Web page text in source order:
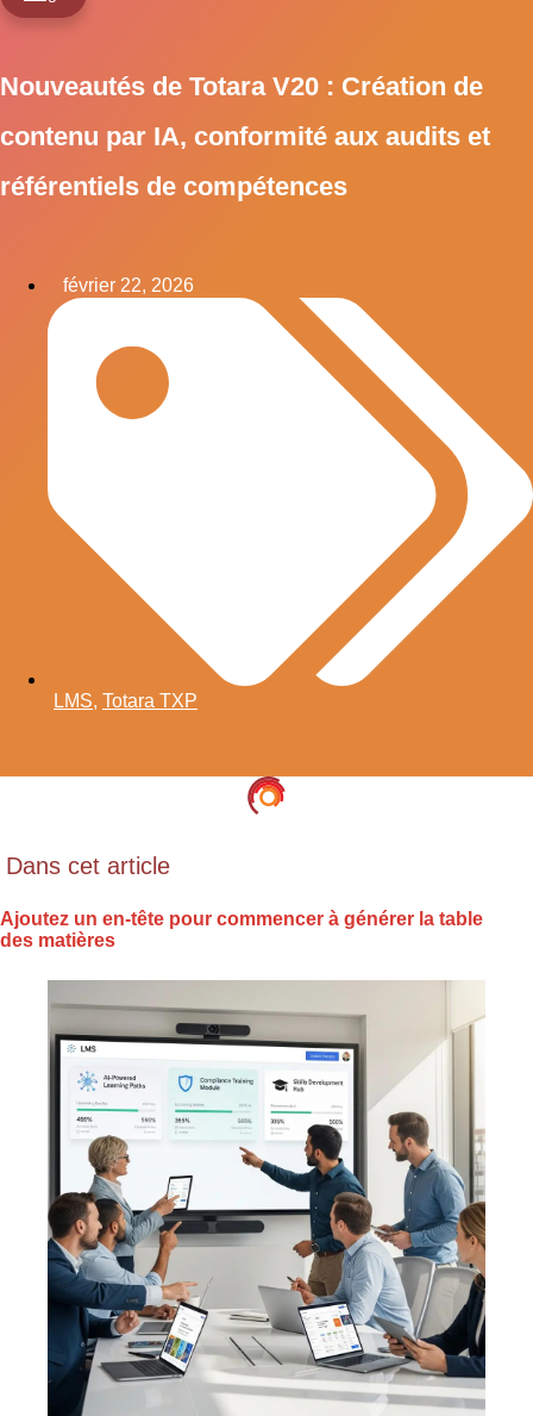
Nouveautés de Totara V20 : Création de
contenu par IA, conformité aux audits et
référentiels de compétences
février 22, 2026
LMS, Totara TXP
Dans cet article
Ajoutez un en-tête pour commencer à générer la table
des matières